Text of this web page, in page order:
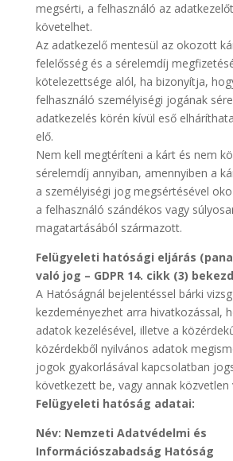
megsérti, a felhasználó az
követelhet.
Az adatkezelő mentesül az okozott
felelősség és a sérelemdíj
kötelezettsége alól, ha bizonyítja,
felhasználó személyiségi jogának
adatkezelés körén kívül eső
elő.
Nem kell megtéríteni a kárt és nem
sérelemdíj annyiban, amennyiben a
a személyiségi jog megsértésével
a felhasználó szándékos vagy
magatartásából származott.
Felügyeleti hatósági eljárás
való jog – GDPR 14. cikk (3)
A Hatóságnál bejelentéssel bárki
kezdeményezhet arra hivatkozással,
adatok kezelésével, illetve a
közérdekből nyilvános adatok
jogok gyakorlásával kapcsolatban
következett be, vagy annak közvetlen
Felügyeleti hatóság adatai:
Név: Nemzeti Adatvédelmi és
Információszabadság Hatóság